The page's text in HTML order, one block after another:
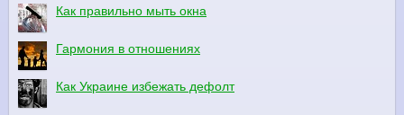
Как правильно мыть окна
Гармония в отношениях
Как Украине избежать дефолт